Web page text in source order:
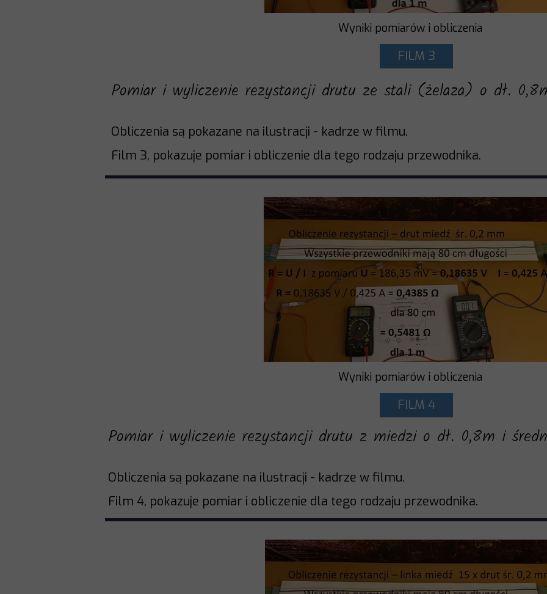
Wyniki pomiarów i obliczenia
FILM 3
Pomiar i wyliczenie rezystancji drutu ze stali (żelaza) o dł.
Obliczenia są pokazane na ilustracji - kadrze w filmu.
Film 3, pokazuje pomiar i obliczenie dla tego rodzaju przewodnika.
Wyniki pomiarów i obliczenia
FILM 4
Pomiar i wyliczenie rezystancji drutu z miedzi o dł. 0,8m i
Obliczenia są pokazane na ilustracji - kadrze w filmu.
Film 4, pokazuje pomiar i obliczenie dla tego rodzaju przewodnika.